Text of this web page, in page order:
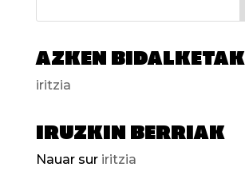
Azken bidalketak
iritzia
Iruzkin berriak
Nauarsur iritzia